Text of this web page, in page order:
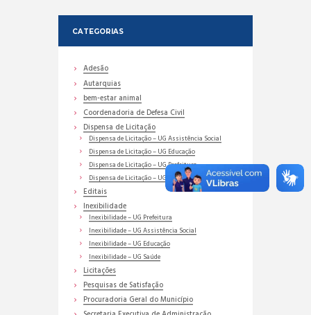
CATEGORIAS
Adesão
Autarquias
bem-estar animal
Coordenadoria de Defesa Civil
Dispensa de Licitação
Dispensa de Licitação – UG Assistência Social
Dispensa de Licitação – UG Educação
Dispensa de Licitação – UG Prefeitura
Dispensa de Licitação – UG Saúde
Editais
Inexibilidade
Inexibilidade – UG Prefeitura
Inexibilidade – UG Assistência Social
Inexibilidade – UG Educação
Inexibilidade – UG Saúde
Licitações
Pesquisas de Satisfação
Procuradoria Geral do Município